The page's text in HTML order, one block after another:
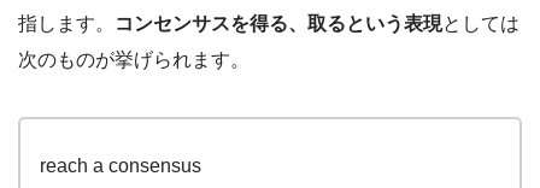
指します。
コンセンサスを得る、取るという表現としては
次のものが挙げられます。
reach a consensus